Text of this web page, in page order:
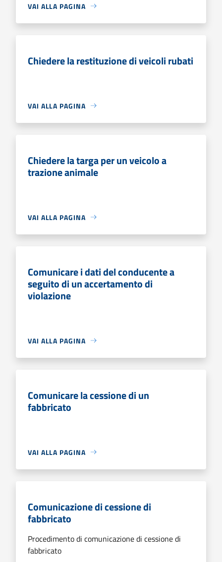
VAI ALLA PAGINA
Chiedere la restituzione di veicoli rubati
VAI ALLA PAGINA
Chiedere la targa per un veicolo a
trazione animale
VAI ALLA PAGINA
Comunicare i dati del conducente a
seguito di un accertamento di
violazione
VAI ALLA PAGINA
Comunicare la cessione di un
fabbricato
VAI ALLA PAGINA
Comunicazione di cessione di
fabbricato
Procedimento di comunicazione di cessione di
fabbricato